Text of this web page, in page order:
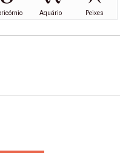
Aquário Peixes